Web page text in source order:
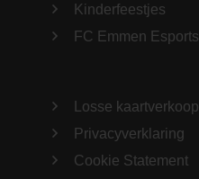
Kinderfeestjes
FC Emmen Esports
Losse kaartverkoop
Privacyverklaring
Cookie Statement